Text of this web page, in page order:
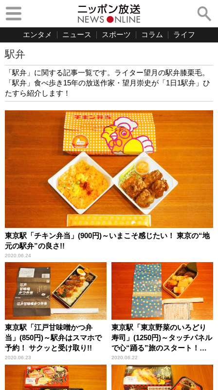
エンタメ ニュース スポーツ コラム ライフ
駅弁
「駅弁」に関する記事一覧です。ライター望月の駅弁膝栗毛。
「駅弁」食べ歩き15年の放送作家・望月崇史が「1日1駅弁」ひ
たすら紹介します！
東京駅「チキン弁当」(900円)～いまこそ感じたい！ 東京の“地
元の駅弁”の良さ!!
2020.06.24
東京駅「江戸甘味噌かつ弁
当」(850円)～駅弁はスマホで
予約！ サクッと受け取り!!
2020.06.23
東京駅「東京野菜のいろどり
寿司」(1250円)～タッチパネル
で心“踊る”旅のスタート！
「駅弁屋 踊」がリニューアル
オープン！
2020.06.22